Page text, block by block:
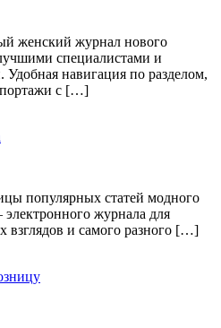
женский журнал нового
специалистами и
навигация по разделом,
с […]
популярных статей модного
журнала для
взглядов и самого разного […]